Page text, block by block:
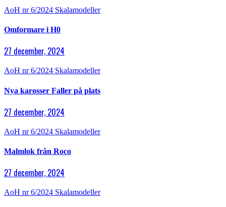
AoH nr 6/2024 Skalamodeller
Omformare i H0
27 december, 2024
AoH nr 6/2024 Skalamodeller
Nya karosser Faller på plats
27 december, 2024
AoH nr 6/2024 Skalamodeller
Malmlok från Roco
27 december, 2024
AoH nr 6/2024 Skalamodeller